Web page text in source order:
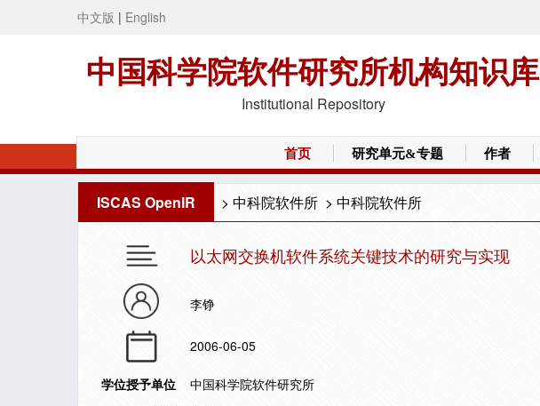
中文版 | English
中国科学院软件研究所机构知识库
Institutional Repository
首页 研究单元&专题 作者
ISCAS OpenIR > 中科院软件所 > 中科院软件所
以太网交换机软件系统关键技术的研究与实现
李铮
2006-06-05
学位授予单位
中国科学院软件研究所